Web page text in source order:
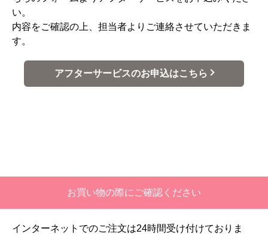
い。
内容をご確認の上、担当者よりご連絡させていただきま
す。
アフターサービスのお申込はこちら
お買い物の際にご確認ください
インターネットでのご注文は24時間受け付けておりま